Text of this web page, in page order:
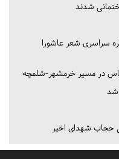
شدند
سراسری شعر عاشورا
در مسیر خرمشهر-شلمچه
شد
حجاب شهدای اخیر